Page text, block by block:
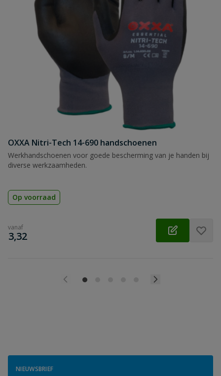
OXXA Nitri-Tech 14-690 handschoenen
Werkhandschoenen voor goede bescherming van je handen bij
diverse werkzaamheden.
Op voorraad
vanaf
€
3,32
NIEUWSBRIEF